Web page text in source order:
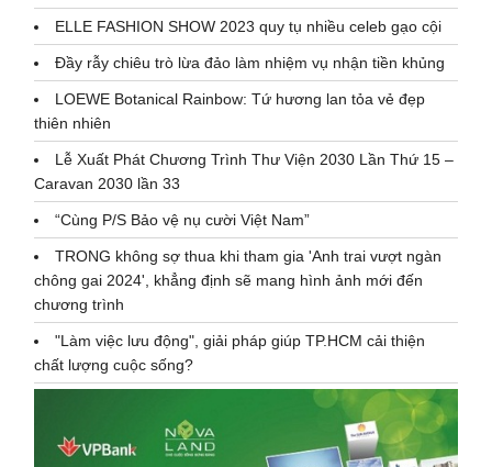
ELLE FASHION SHOW 2023 quy tụ nhiều celeb gạo cội
Đầy rẫy chiêu trò lừa đảo làm nhiệm vụ nhận tiền khủng
LOEWE Botanical Rainbow: Tứ hương lan tỏa vẻ đẹp
thiên nhiên
Lễ Xuất Phát Chương Trình Thư Viện 2030 Lần Thứ 15 –
Caravan 2030 lần 33
“Cùng P/S Bảo vệ nụ cười Việt Nam”
TRONG không sợ thua khi tham gia 'Anh trai vượt ngàn
chông gai 2024', khẳng định sẽ mang hình ảnh mới đến
chương trình
"Làm việc lưu động", giải pháp giúp TP.HCM cải thiện
chất lượng cuộc sống?